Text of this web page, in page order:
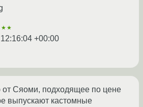
+00:00
от Сяоми, подходящее по цене
выпускают кастомные